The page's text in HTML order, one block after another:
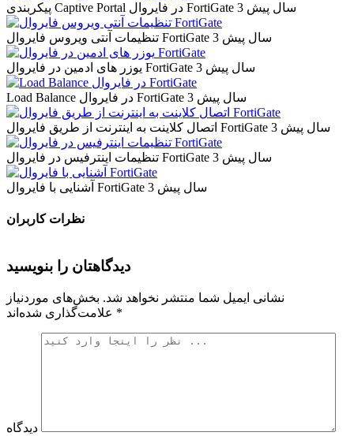
پیکربندی Captive Portal در فایروال FortiGate 3 سال پیش
تنظیمات آنتی ویروس فایروال FortiGate 3 سال پیش
یوزر های ادمین در فایروال FortiGate 3 سال پیش
Load Balance در فایروال FortiGate 3 سال پیش
اتصال کلاینت به اینترنت از طریق فایروال FortiGate 3 سال پیش
تنظیمات اینترفیس در فایروال FortiGate 3 سال پیش
آشنایی با فایروال FortiGate 3 سال پیش
نظرات کاربران
دیدگاهتان را بنویسید
نشانی ایمیل شما منتشر نخواهد شد. بخش‌های موردنیاز
*
دیدگاه